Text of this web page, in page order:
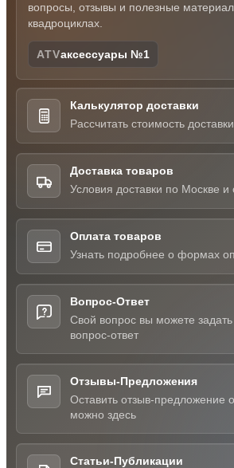
вопросы, отзывы и полезные
квадроциклах.
ATVаксессуары №1
Калькулятор доставки
Рассчитать стоимость
Доставка товаров
Условия доставки по Москве и
Оплата товаров
Узнать подробнее о формах
Вопрос-Ответ
Свой вопрос вы можете
вопрос-ответ
Отзывы-Предложения
Оставить отзыв-предложение
можно здесь
Статьи-Публикации